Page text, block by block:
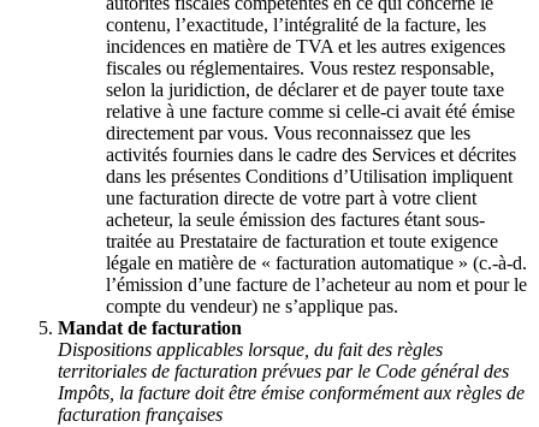
contenu, l’exactitude, l’intégralité de la facture, les
incidences en matière de TVA et les autres exigences
fiscales ou réglementaires. Vous restez responsable,
selon la juridiction, de déclarer et de payer toute taxe
relative à une facture comme si celle-ci avait été émise
directement par vous. Vous reconnaissez que les
activités fournies dans le cadre des Services et décrites
dans les présentes Conditions d’Utilisation impliquent
une facturation directe de votre part à votre client
acheteur, la seule émission des factures étant sous-
traitée au Prestataire de facturation et toute exigence
légale en matière de « facturation automatique » (c.-à-d.
l’émission d’une facture de l’acheteur au nom et pour le
compte du vendeur) ne s’applique pas.
Mandat de facturation
Dispositions applicables lorsque, du fait des règles
territoriales de facturation prévues par le Code général des
Impôts, la facture doit être émise conformément aux règles de
facturation françaises